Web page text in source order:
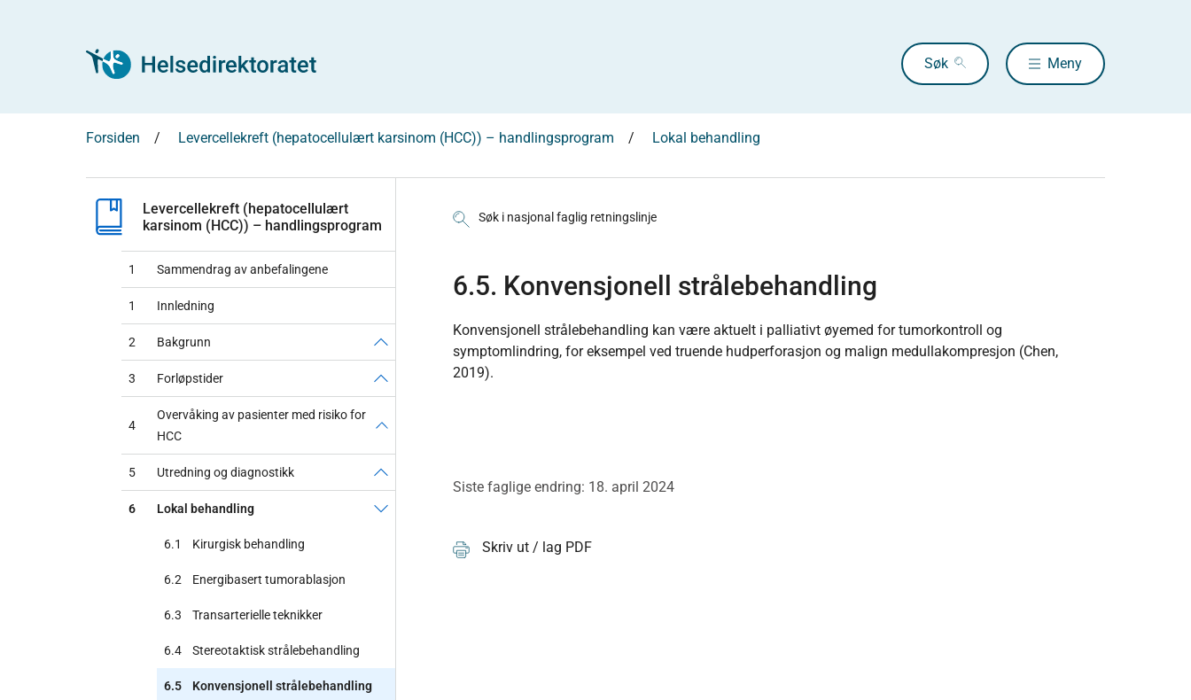
Søk Meny
Forsiden Levercellekreft (hepatocellulært karsinom (HCC)) – handlingsprogram Lokal behandling
Levercellekreft (hepatocellulært
karsinom (HCC)) – handlingsprogram
1 Sammendrag av anbefalingene
1 Innledning
2 Bakgrunn
3 Forløpstider
4
Overvåking av pasienter med risiko for
HCC
5 Utredning og diagnostikk
6 Lokal behandling
6.1 Kirurgisk behandling
6.2 Energibasert tumorablasjon
6.3 Transarterielle teknikker
6.4 Stereotaktisk strålebehandling
6.5 Konvensjonell strålebehandling
Søk i nasjonal faglig retningslinje
6.5. Konvensjonell strålebehandling
Konvensjonell strålebehandling kan være aktuelt i palliativt øyemed for tumorkontroll og
symptomlindring, for eksempel ved truende hudperforasjon og malign medullakompresjon (Chen,
2019).
Siste faglige endring: 18. april 2024
Skriv ut / lag PDF